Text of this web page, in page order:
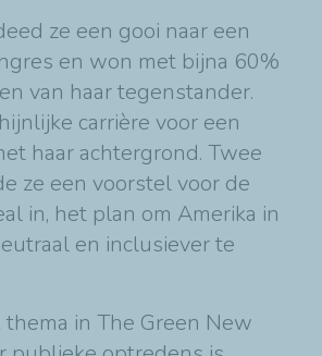
ze een gooi naar een
en won met bijna 60%
van haar tegenstander.
carrière voor een
haar achtergrond. Twee
ze een voorstel voor de
in, het plan om Amerika in
en inclusiever te
in The Green New